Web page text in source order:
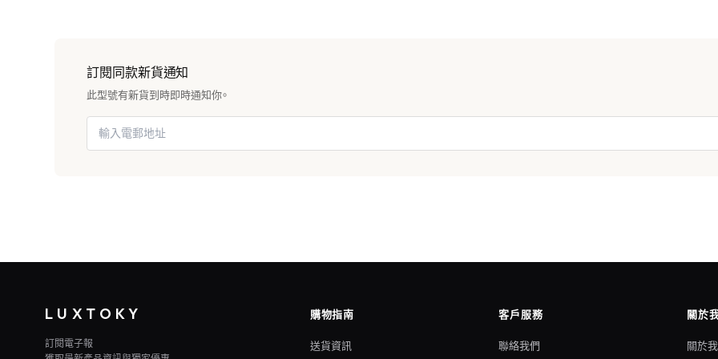
訂閱同款新貨通知
此型號有新貨到時即時通知你。
LUXTOKY
訂閱電子報
購物指南
送貨資訊
客戶服務
聯絡我們
關於
關於